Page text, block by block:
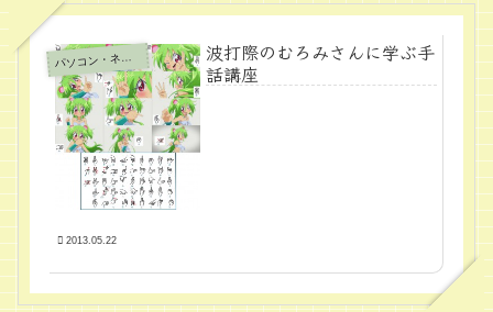
パ
ソコン・ネット
波打際のむろみさんに学ぶ手
話講座
2013.05.22